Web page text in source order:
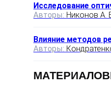
Исследование
Авторы: Никонов А.
Влияние методов
Авторы: